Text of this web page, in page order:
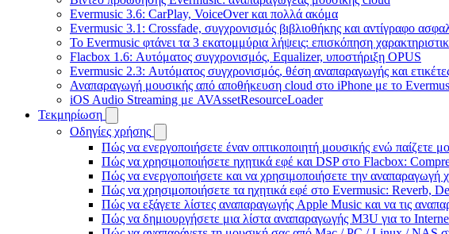
Evermusic 3.6: CarPlay, VoiceOver και πολλά ακόμα
Evermusic 3.1: Crossfade, συγχρονισμός βιβλιοθήκης και αντίγραφο
Το Evermusic φτάνει τα 3 εκατομμύρια λήψεις: επισκόπηση
Flacbox 1.6: Αυτόματος συγχρονισμός, Equalizer, υποστήριξη OPUS
Evermusic 2.3: Αυτόματος συγχρονισμός, θέση αναπαραγωγής και
Αναπαραγωγή μουσικής από αποθήκευση cloud στο iPhone με το
iOS Audio Streaming με AVAssetResourceLoader
Τεκμηρίωση
Οδηγίες χρήσης
Πώς να ενεργοποιήσετε έναν οπτικοποιητή μουσικής ενώ παίζετε
Πώς να χρησιμοποιήσετε ηχητικά εφέ και DSP στο Flacbox:
Πώς να ενεργοποιήσετε και να χρησιμοποιήσετε την αναπαραγωγή
Πώς να χρησιμοποιήσετε τα ηχητικά εφέ στο Evermusic: Reverb,
Πώς να εξάγετε λίστες αναπαραγωγής Apple Music και να τις
Πώς να δημιουργήσετε μια λίστα αναπαραγωγής M3U για το